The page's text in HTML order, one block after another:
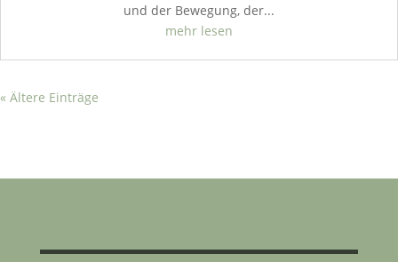
und der Bewegung, der...
mehr lesen
« Ältere Einträge